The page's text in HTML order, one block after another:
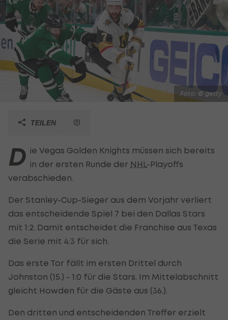
Foto: © getty
TEILEN
D ie Vegas Golden Knights müssen sich bereits
in der ersten Runde der NHL -Playoffs
verabschieden.
Der Stanley-Cup-Sieger aus dem Vorjahr verliert
das entscheidende Spiel 7 bei den Dallas Stars
mit 1:2. Damit entscheidet die Franchise aus Texas
die Serie mit 4:3 für sich.
Das erste Tor fällt im ersten Drittel durch
Johnston (15.) - 1:0 für die Stars. Im Mittelabschnitt
gleicht Howden für die Gäste aus (36.).
Den dritten und entscheidenden Treffer erzielt